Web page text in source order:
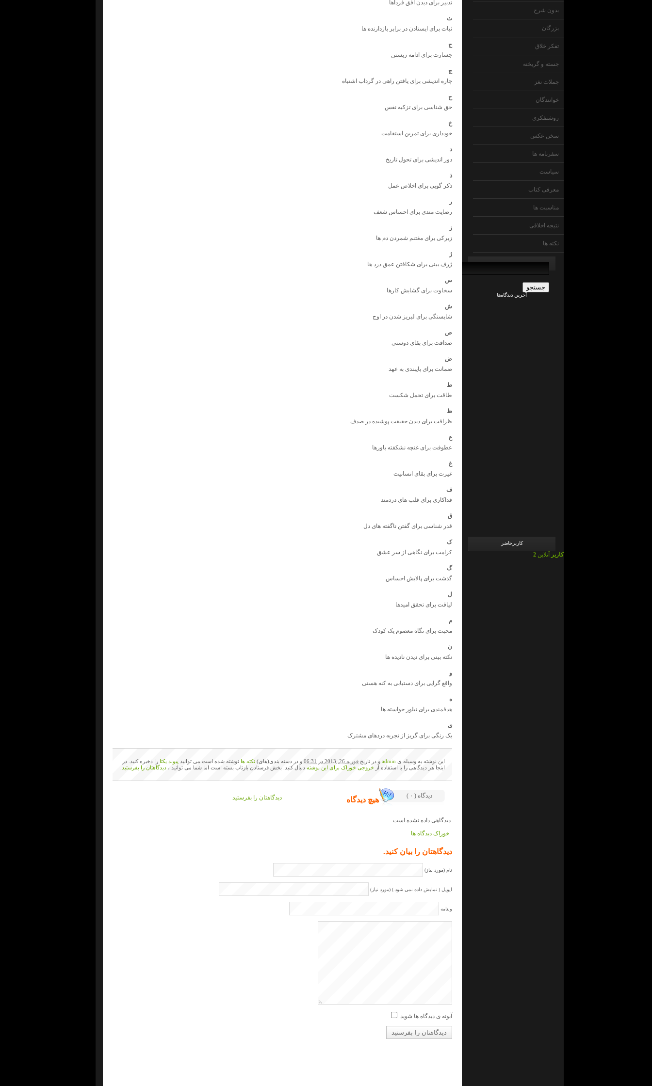
بدون شرح
بزرگان
تفکر خلاق
جسته و گریخته
جملات نغز
خوانندگان
روشنفکری
سخن عکس
سفرنامه ها
سیاست
معرفی کتاب
مناسبت ها
نتیجه اخلاقی
نکته ها
جستجو
آخرین دیدگاه‌ها
admin
admin
admin
کاربرحاضر
2 کاربر آنلاین
تدبیر برای دیدن افق فرداها
ث
ثبات برای ایستادن در برابر بازدارنده ها
ج
جسارت برای ادامه زیستن
چ
چاره اندیشی برای یافتن راهی در گرداب اشتباه
ح
حق شناسی برای تزکیه نفس
خ
خودداری برای تمرین استقامت
د
دور اندیشی برای تحول تاریخ
ذ
ذکر گویی برای اخلاص عمل
ر
رضایت مندی برای احساس شعف
ز
زیرکی برای مغتنم شمردن دم ها
ژ
ژرف بینی برای شکافتن عمق درد ها
س
سخاوت برای گشایش کارها
ش
شایستگی برای لبریز شدن در اوج
ص
صداقت برای بقای دوستی
ض
ضمانت برای پایبندی به عهد
ط
طاقت برای تحمل شکست
ظ
ظرافت برای دیدن حقیقت پوشیده در صدف
ع
عطوفت برای غنچه نشکفته باورها
غ
غیرت برای بقای انسانیت
ف
فداکاری برای قلب های دردمند
ق
قدر شناسی برای گفتن ناگفته های دل
ک
کرامت برای نگاهی از سر عشق
گ
گذشت برای پالایش احساس
ل
لیاقت برای تحقق امیدها
م
محبت برای نگاه معصوم یک کودک
ن
نکته بینی برای دیدن نادیده ها
و
واقع گرایی برای دستیابی به کنه هستی
ه
هدفمندی برای تبلور خواسته ها
ی
یک رنگی برای گریز از تجربه دردهای مشترک
این نوشته به وسیله ی admin و در تاریخ فوریه 26, 2013 در 06:31 و در دسته بندی(های) نکته ها نوشته شده است.می توانید پیوند یکتا را ذخیره کنید. در
اینجا هر دیدگاهی را با استفاده از خروجی خوراک برای این نوشته دنبال کنید. بخش فرستادن بازتاب بسته است اما شما می توانید ، دیدگاهتان را بفرستید.
( ۰ ) دیدگاه هیچ دیدگاه دیدگاهتان را بفرستید
دیدگاهی داده نشده است.
خوراک دیدگاه ها
دیدگاهتان را بیان کنید.
نام (مورد نیاز)
ایویل ( نمایش داده نمی شود.) (مورد نیاز)
وبنامه
آبونه ی دیدگاه ها شوید